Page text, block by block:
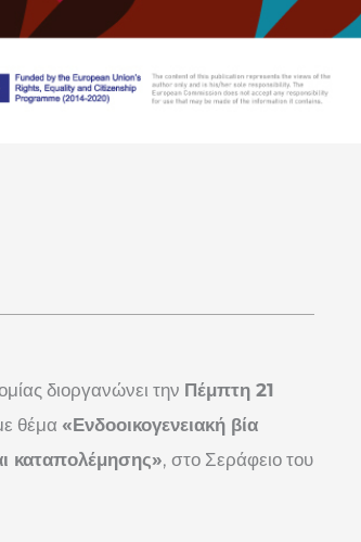
διοργανώνει την Πέμπτη 21
θέμα «Ενδοοικογενειακή βία
καταπολέμησης», στο Σεράφειο του